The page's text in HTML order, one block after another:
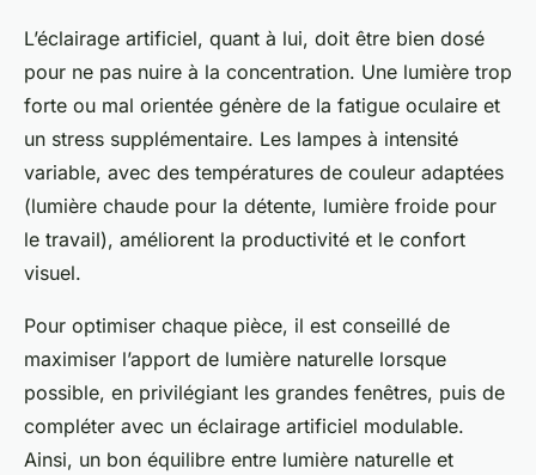
L’éclairage artificiel, quant à lui, doit être bien dosé
pour ne pas nuire à la concentration. Une lumière trop
forte ou mal orientée génère de la fatigue oculaire et
un stress supplémentaire. Les lampes à intensité
variable, avec des températures de couleur adaptées
(lumière chaude pour la détente, lumière froide pour
le travail), améliorent la productivité et le confort
visuel.
Pour optimiser chaque pièce, il est conseillé de
maximiser l’apport de lumière naturelle lorsque
possible, en privilégiant les grandes fenêtres, puis de
compléter avec un éclairage artificiel modulable.
Ainsi, un bon équilibre entre lumière naturelle et